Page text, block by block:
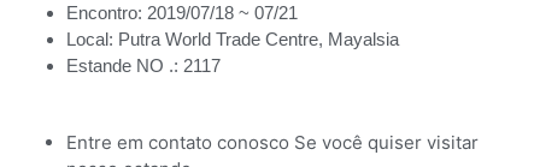
Encontro: 2019/07/18 ~ 07/21
Local: Putra World Trade Centre, Mayalsia
Estande NO .: 2117
Entre em contato conosco Se você quiser visitar